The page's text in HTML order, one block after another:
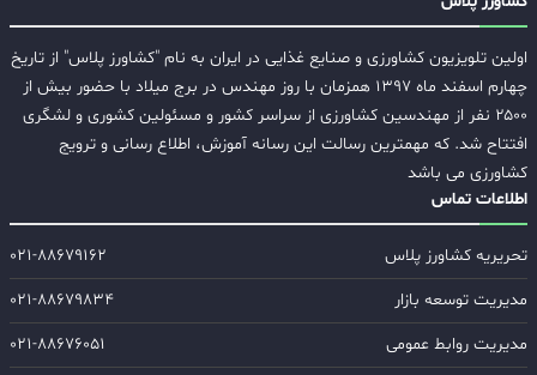
اولین تلویزیون کشاورزی و صنایع غذایی در ایران به نام "کشاورز پلاس" از تاریخ
چهارم اسفند ماه ۱۳۹۷ همزمان با روز مهندس در برج میلاد با حضور بیش از
۲۵۰۰ نفر از مهندسین کشاورزی از سراسر کشور و مسئولین کشوری و لشگری
افتتاح شد. که مهمترین رسالت این رسانه آموزش، اطلاع رسانی و ترویج
کشاورزی می باشد
اطلاعات تماس
تحریریه کشاورز پلاس
۰۲۱-۸۸۶۷۹۱۶۲
مدیریت توسعه بازار
۰۲۱-۸۸۶۷۹۸۳۴
مدیریت روابط عمومی
۰۲۱-۸۸۶۷۶۰۵۱